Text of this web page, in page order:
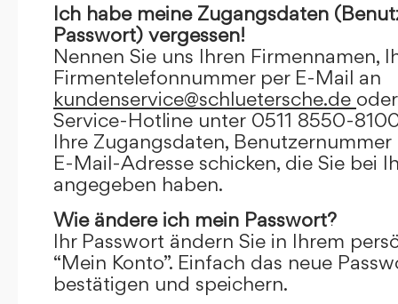
Ich habe meine Zugangsdaten
Passwort) vergessen!
Nennen Sie uns Ihren Firmennamen,
Firmentelefonnummer per E-Mail an
kundenservice@schluetersche.de
Service-Hotline unter 0511 8550-
Ihre Zugangsdaten,
E-Mail-Adresse schicken, die Sie bei
angegeben haben.
Wie ändere ich mein Passwort?
Ihr Passwort ändern Sie in Ihrem
“Mein Konto”. Einfach das neue
bestätigen und speichern.